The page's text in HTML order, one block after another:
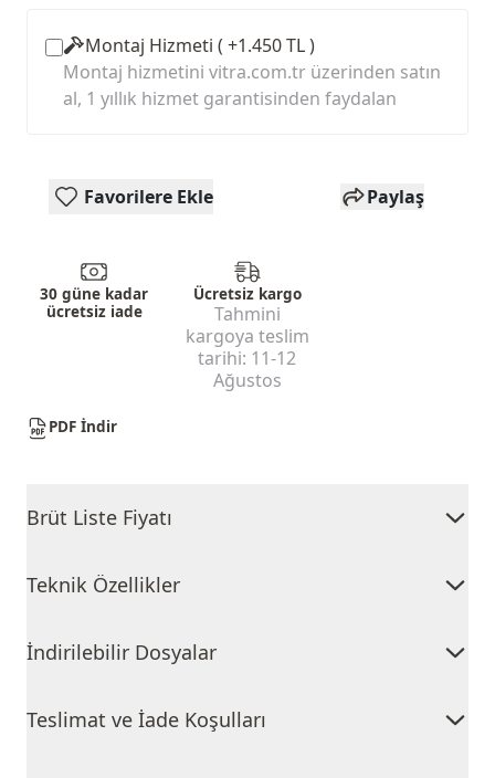
Montaj Hizmeti ( +1.450 TL )
Montaj hizmetini vitra.com.tr üzerinden satın
al, 1 yıllık hizmet garantisinden faydalan
Favorilere Ekle Paylaş
30 güne kadar
ücretsiz iade
Ücretsiz kargo
Tahmini
kargoya teslim
tarihi: 11-12
Ağustos
PDF İndir
Brüt Liste Fiyatı
Teknik Özellikler
İndirilebilir Dosyalar
Teslimat ve İade Koşulları